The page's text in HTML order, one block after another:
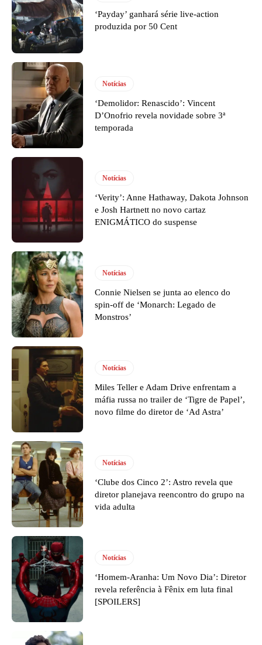
‘Payday’ ganhará série live-action
produzida por 50 Cent
Notícias
‘Demolidor: Renascido’: Vincent
D’Onofrio revela novidade sobre 3ª
temporada
Notícias
‘Verity’: Anne Hathaway, Dakota Johnson
e Josh Hartnett no novo cartaz
ENIGMÁTICO do suspense
Notícias
Connie Nielsen se junta ao elenco do
spin-off de ‘Monarch: Legado de
Monstros’
Notícias
Miles Teller e Adam Drive enfrentam a
máfia russa no trailer de ‘Tigre de Papel’,
novo filme do diretor de ‘Ad Astra’
Notícias
‘Clube dos Cinco 2’: Astro revela que
diretor planejava reencontro do grupo na
vida adulta
Notícias
‘Homem-Aranha: Um Novo Dia’: Diretor
revela referência à Fênix em luta final
[SPOILERS]